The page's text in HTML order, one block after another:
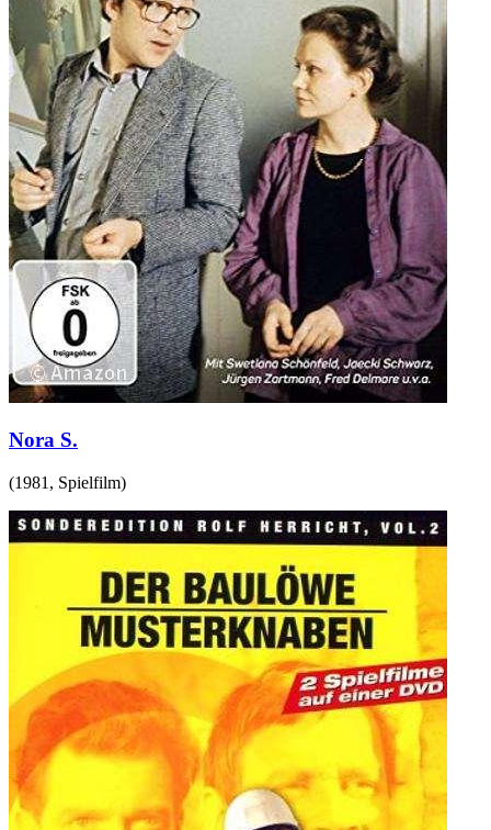
Nora S.
(1981 , Spielfilm)